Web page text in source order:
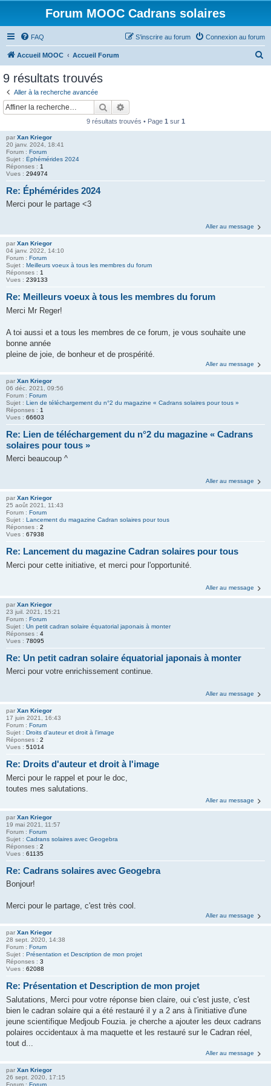
Forum MOOC Cadrans solaires
FAQ Connexion au forum
S’inscrire au forum
Accueil MOOC Accueil Forum
9 résultats trouvés
Aller à la recherche avancée
Rechercher
9 résultats trouvés • Page 1 sur 1
par Xan Kriegor
20 janv. 2024, 18:41
Forum : Forum
Sujet : Éphémérides 2024
Réponses : 1
Vues : 294974
Re: Éphémérides 2024
Merci pour le partage <3
Aller au message
par Xan Kriegor
04 janv. 2022, 14:10
Forum : Forum
Sujet : Meilleurs voeux à tous les membres du forum
Réponses : 1
Vues : 239133
Re: Meilleurs voeux à tous les membres du forum
Merci Mr Reger!
A toi aussi et a tous les membres de ce forum, je vous souhaite une
bonne année
pleine de joie, de bonheur et de prospérité.
Aller au message
par Xan Kriegor
06 déc. 2021, 09:56
Forum : Forum
Sujet : Lien de téléchargement du n°2 du magazine « Cadrans solaires pour tous »
Réponses : 1
Vues : 66603
Re: Lien de téléchargement du n°2 du magazine « Cadrans
solaires pour tous »
Merci beaucoup ^
Aller au message
par Xan Kriegor
25 août 2021, 11:43
Forum : Forum
Sujet : Lancement du magazine Cadran solaires pour tous
Réponses : 2
Vues : 67938
Re: Lancement du magazine Cadran solaires pour tous
Merci pour cette initiative, et merci pour l'opportunité.
Aller au message
par Xan Kriegor
23 juil. 2021, 15:21
Forum : Forum
Sujet : Un petit cadran solaire équatorial japonais à monter
Réponses : 4
Vues : 78095
Re: Un petit cadran solaire équatorial japonais à monter
Merci pour votre enrichissement continue.
Aller au message
par Xan Kriegor
17 juin 2021, 16:43
Forum : Forum
Sujet : Droits d'auteur et droit à l'image
Réponses : 2
Vues : 51014
Re: Droits d'auteur et droit à l'image
Merci pour le rappel et pour le doc,
toutes mes salutations.
Aller au message
par Xan Kriegor
19 mai 2021, 11:57
Forum : Forum
Sujet : Cadrans solaires avec Geogebra
Réponses : 2
Vues : 61135
Re: Cadrans solaires avec Geogebra
Bonjour!
Merci pour le partage, c'est très cool.
Aller au message
par Xan Kriegor
28 sept. 2020, 14:38
Forum : Forum
Sujet : Présentation et Description de mon projet
Réponses : 3
Vues : 62088
Re: Présentation et Description de mon projet
Salutations, Merci pour votre réponse bien claire, oui c'est juste, c'est
bien le cadran solaire qui a été restauré il y a 2 ans à l'initiative d'une
jeune scientifique Medjoub Fouzia. je cherche a ajouter les deux cadrans
polaires occidentaux à ma maquette et les restauré sur le Cadran réel,
tout d...
Aller au message
par Xan Kriegor
26 sept. 2020, 17:15
Forum : Forum